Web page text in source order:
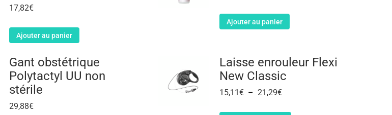
17,82€
Ajouter au panier
Ajouter au panier
Gant obstétrique
Polytactyl UU non
stérile
29,88€
Laisse enrouleur Flexi
New Classic
15,11€ – 21,29€